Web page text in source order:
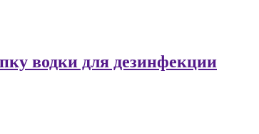
водки для дезинфекции